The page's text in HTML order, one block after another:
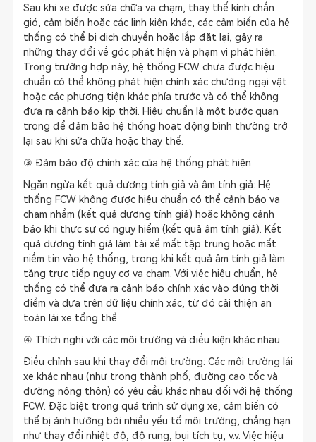
Sau khi xe được sửa chữa va chạm, thay thế kính chắn
gió, cảm biến hoặc các linh kiện khác, các cảm biến của hệ
thống có thể bị dịch chuyển hoặc lắp đặt lại, gây ra
những thay đổi về góc phát hiện và phạm vi phát hiện.
Trong trường hợp này, hệ thống FCW chưa được hiệu
chuẩn có thể không phát hiện chính xác chướng ngại vật
hoặc các phương tiện khác phía trước và có thể không
đưa ra cảnh báo kịp thời. Hiệu chuẩn là một bước quan
trọng để đảm bảo hệ thống hoạt động bình thường trở
lại sau khi sửa chữa hoặc thay thế.
③ Đảm bảo độ chính xác của hệ thống phát hiện
Ngăn ngừa kết quả dương tính giả và âm tính giả: Hệ
thống FCW không được hiệu chuẩn có thể cảnh báo va
chạm nhầm (kết quả dương tính giả) hoặc không cảnh
báo khi thực sự có nguy hiểm (kết quả âm tính giả). Kết
quả dương tính giả làm tài xế mất tập trung hoặc mất
niềm tin vào hệ thống, trong khi kết quả âm tính giả làm
tăng trực tiếp nguy cơ va chạm. Với việc hiệu chuẩn, hệ
thống có thể đưa ra cảnh báo chính xác vào đúng thời
điểm và dựa trên dữ liệu chính xác, từ đó cải thiện an
toàn lái xe tổng thể.
④ Thích nghi với các môi trường và điều kiện khác nhau
Điều chỉnh sau khi thay đổi môi trường: Các môi trường lái
xe khác nhau (như trong thành phố, đường cao tốc và
đường nông thôn) có yêu cầu khác nhau đối với hệ thống
FCW. Đặc biệt trong quá trình sử dụng xe, cảm biến có
thể bị ảnh hưởng bởi nhiều yếu tố môi trường, chẳng hạn
như thay đổi nhiệt độ, độ rung, bụi tích tụ, v.v. Việc hiệu